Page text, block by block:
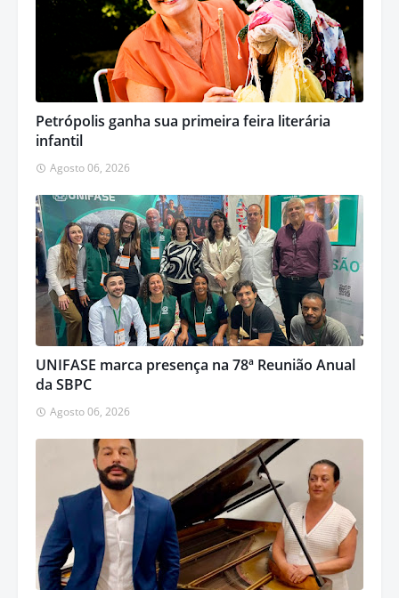
Petrópolis ganha sua primeira feira literária
infantil
Agosto 06, 2026
UNIFASE marca presença na 78ª Reunião Anual
da SBPC
Agosto 06, 2026